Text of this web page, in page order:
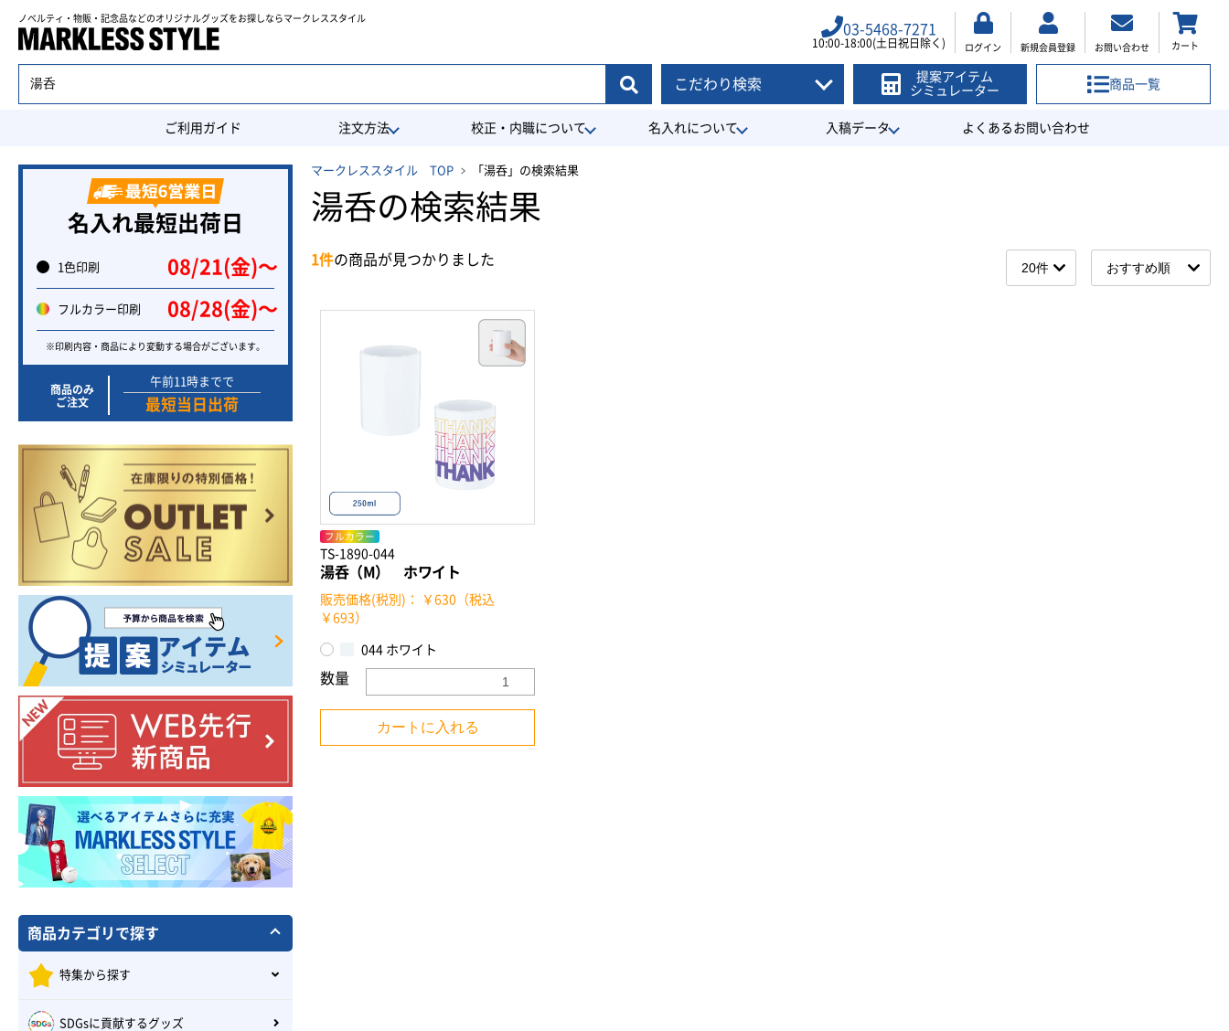
ノベルティ・物販・記念品などのオリジナルグッズを お探しならマークレススタイル
03-5468-7271
10:00-18:00(土日祝日除く) ログイン 新規会員登録 お問い合わせ カート
こだわり検索
提案アイテム
シミュレーター
商品一覧
ご利用ガイド 注文方法 校正・内職について 名入れについて 入稿データ よくあるお問い合わせ
マークレススタイル TOP 「湯呑」の検索結果
湯呑の検索結果
1件の商品が見つかりました
フルカラー
TS-1890-044
湯呑（M） ホワイト
販売価格(税別)： ￥630（税込
￥693）
044 ホワイト
数量
カートに入れる
名入れ最短出荷日
1色印刷 08/21(金)〜
フルカラー印刷 08/28(金)〜
※印刷内容・商品により変動する場合がございます。
商品のみ
ご注文
午前11時までで
最短当日出荷
商品カテゴリで探す
特集から探す
SDGsに貢献するグッズ